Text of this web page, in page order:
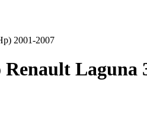
2001-2007
Renault Laguna